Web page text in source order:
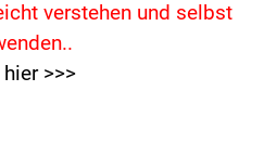
verstehen und selbst
hier >>>